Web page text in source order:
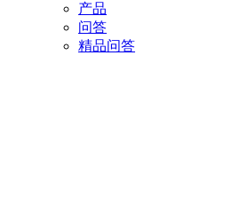
产品
问答
精品问答